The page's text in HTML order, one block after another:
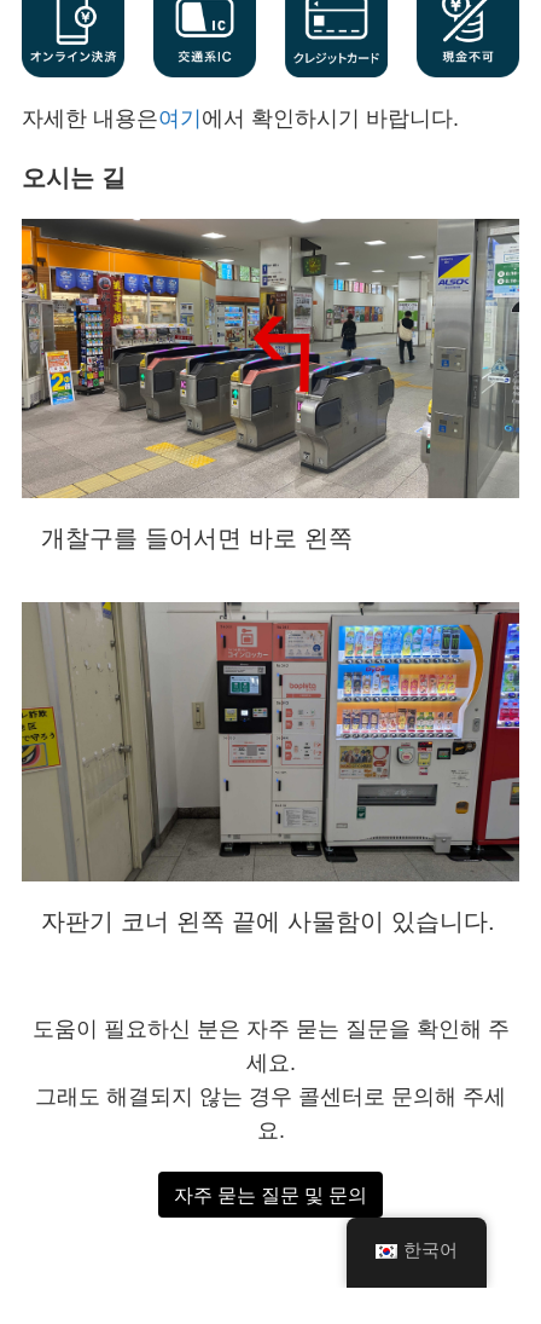
자세한 내용은여기 에서 확인하시기 바랍니다.
오시는 길
개찰구를 들어서면 바로 왼쪽
자판기 코너 왼쪽 끝에 사물함이 있습니다.
도움이 필요하신 분은 자주 묻는 질문을 확인해 주
세요.
그래도 해결되지 않는 경우 콜센터로 문의해 주세
요.
자주 묻는 질문 및 문의
한국어